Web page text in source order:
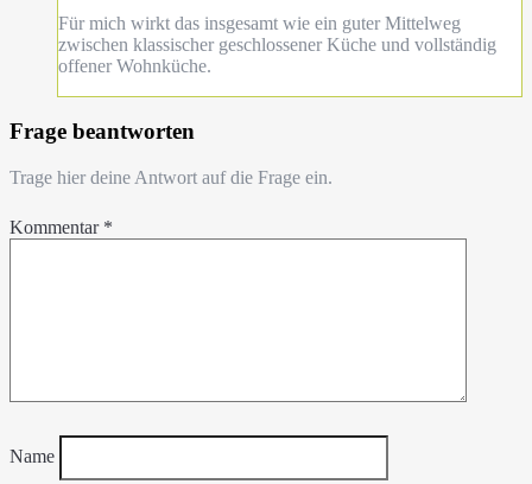
Für mich wirkt das insgesamt wie ein guter Mittelweg
zwischen klassischer geschlossener Küche und vollständig
offener Wohnküche.
Frage beantworten
Trage hier deine Antwort auf die Frage ein.
Kommentar *
Name